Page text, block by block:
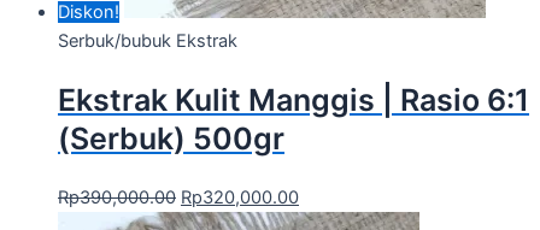
Diskon!
Serbuk/bubuk Ekstrak
Ekstrak Kulit Manggis | Rasio 6:1
(Serbuk) 500gr
Rp390,000.00 Rp320,000.00